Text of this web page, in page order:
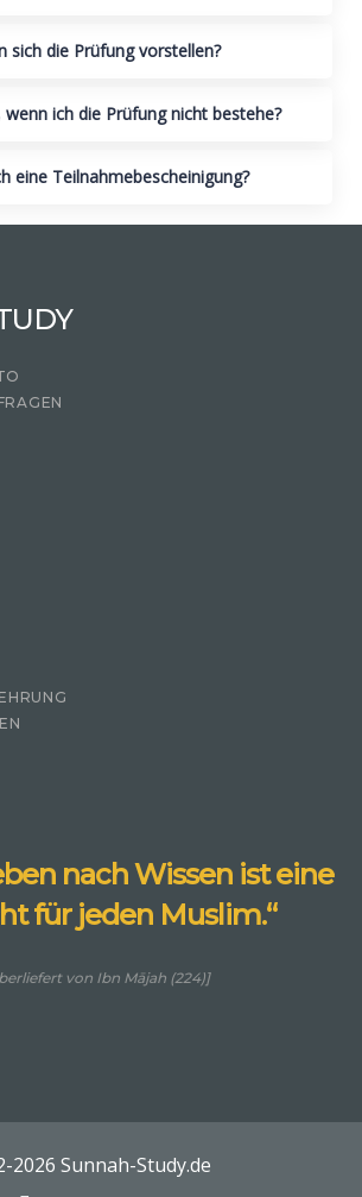
sich die Prüfung vorstellen?
ich die Prüfung nicht bestehe?
eine Teilnahmebescheinigung?
nach Wissen ist eine
für jeden Muslim.“
von Ibn Mājah (224)]
Sunnah-Study.de